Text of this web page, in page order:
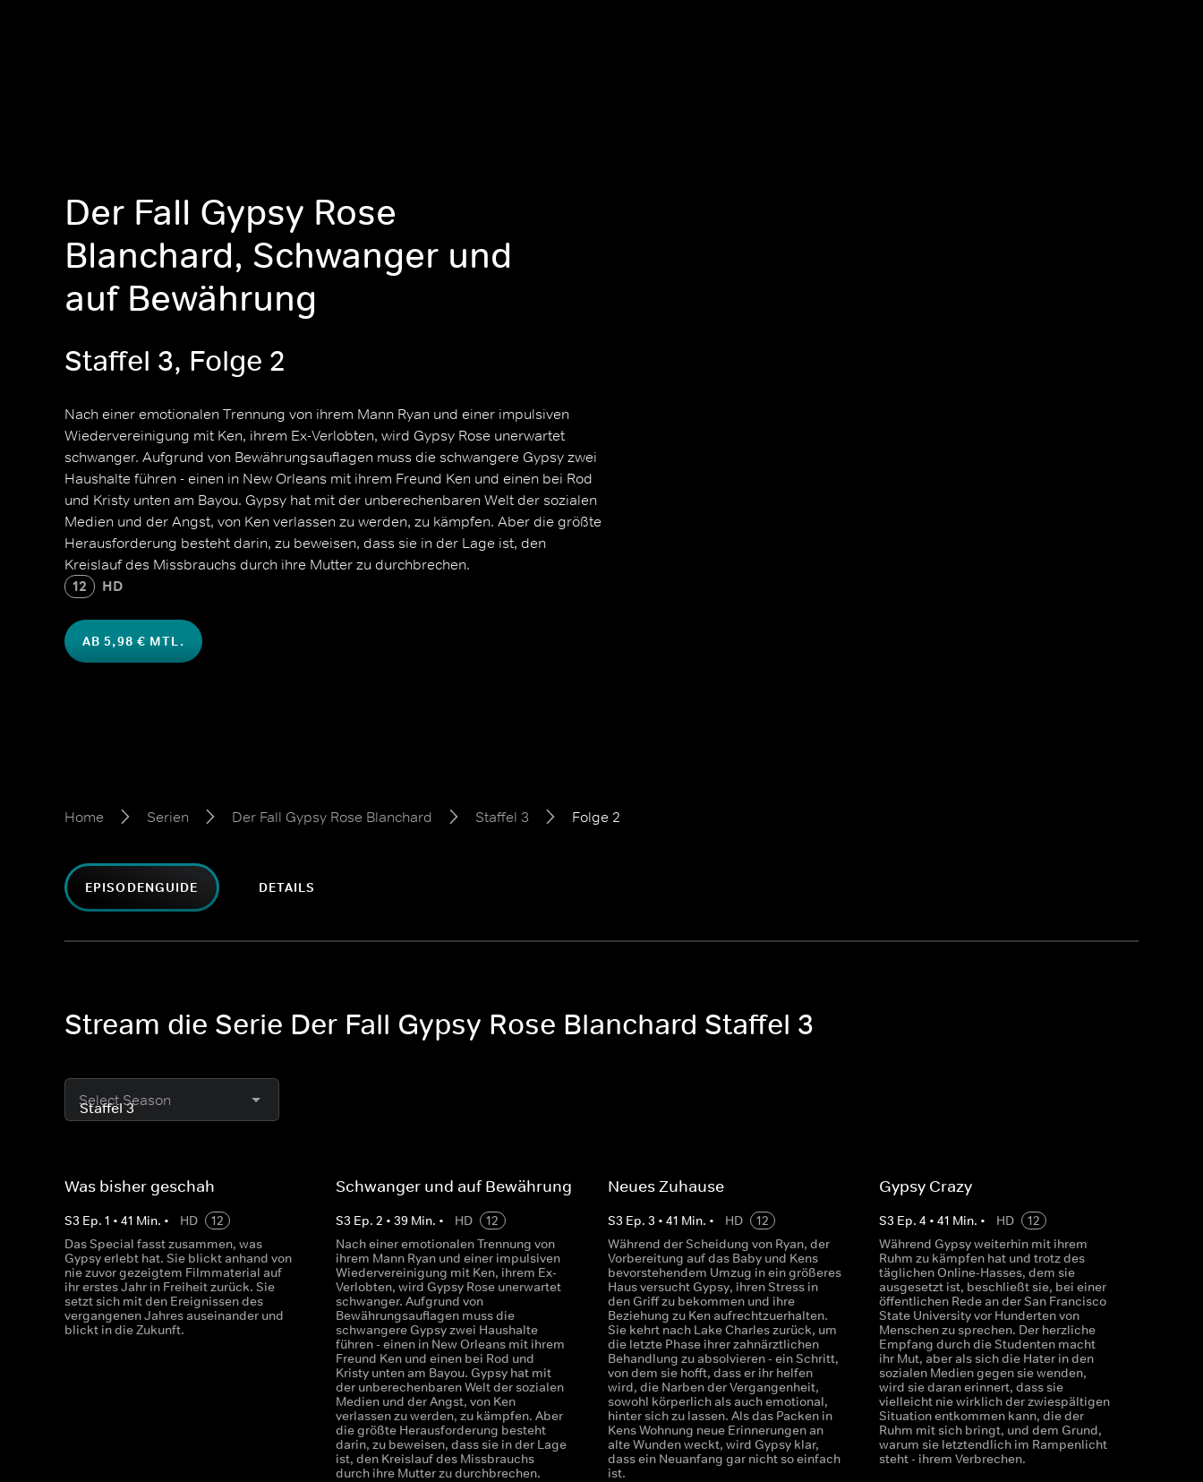
Der Fall Gypsy Rose
Blanchard, Schwanger und
auf Bewährung
Staffel 3, Folge 2
Nach einer emotionalen Trennung von ihrem Mann Ryan und einer impulsiven
Wiedervereinigung mit Ken, ihrem Ex-Verlobten, wird Gypsy Rose unerwartet
schwanger. Aufgrund von Bewährungsauflagen muss die schwangere Gypsy zwei
Haushalte führen - einen in New Orleans mit ihrem Freund Ken und einen bei Rod
und Kristy unten am Bayou. Gypsy hat mit der unberechenbaren Welt der sozialen
Medien und der Angst, von Ken verlassen zu werden, zu kämpfen. Aber die größte
Herausforderung besteht darin, zu beweisen, dass sie in der Lage ist, den
Kreislauf des Missbrauchs durch ihre Mutter zu durchbrechen.
12 HD
AB 5,98 € MTL.
Home Serien Der Fall Gypsy Rose Blanchard Staffel 3 Folge 2
EPISODENGUIDE DETAILS
Stream die Serie Der Fall Gypsy Rose Blanchard Staffel 3
Select Season
Was bisher geschah
S3 Ep. 1 • 41 Min. • HD
12
Das Special fasst zusammen, was
Gypsy erlebt hat. Sie blickt anhand von
nie zuvor gezeigtem Filmmaterial auf
ihr erstes Jahr in Freiheit zurück. Sie
setzt sich mit den Ereignissen des
vergangenen Jahres auseinander und
blickt in die Zukunft.
Schwanger und auf Bewährung
S3 Ep.2 •39 Min. • HD
12
Nach einer emotionalen Trennung von
ihrem Mann Ryan und einer impulsiven
Wiedervereinigung mit Ken, ihrem Ex-
Verlobten, wird Gypsy Rose unerwartet
schwanger. Aufgrund von
Bewährungsauflagen muss die
schwangere Gypsy zwei Haushalte
führen - einen in New Orleans mit ihrem
Freund Ken und einen bei Rod und
Kristy unten am Bayou. Gypsy hat mit
der unberechenbaren Welt der sozialen
Medien und der Angst, von Ken
verlassen zu werden, zu kämpfen. Aber
die größte Herausforderung besteht
darin, zu beweisen, dass sie in der Lage
ist, den Kreislauf des Missbrauchs
durch ihre Mutter zu durchbrechen.
Neues Zuhause
S3 Ep. 3 • 41 Min. • HD
12
Während der Scheidung von Ryan, der
Vorbereitung auf das Baby und Kens
bevorstehendem Umzug in ein größeres
Haus versucht Gypsy, ihren Stress in
den Griff zu bekommen und ihre
Beziehung zu Ken aufrechtzuerhalten.
Sie kehrt nach Lake Charles zurück, um
die letzte Phase ihrer zahnärztlichen
Behandlung zu absolvieren - ein Schritt,
von dem sie hofft, dass er ihr helfen
wird, die Narben der Vergangenheit,
sowohl körperlich als auch emotional,
hinter sich zu lassen. Als das Packen in
Kens Wohnung neue Erinnerungen an
alte Wunden weckt, wird Gypsy klar,
dass ein Neuanfang gar nicht so einfach
ist.
Gypsy Crazy
S3 Ep. 4 • 41 Min. • HD
12
Während Gypsy weiterhin mit ihrem
Ruhm zu kämpfen hat und trotz des
täglichen Online-Hasses, dem sie
ausgesetzt ist, beschließt sie, bei einer
öffentlichen Rede an der San Francisco
State University vor Hunderten von
Menschen zu sprechen. Der herzliche
Empfang durch die Studenten macht
ihr Mut, aber als sich die Hater in den
sozialen Medien gegen sie wenden,
wird sie daran erinnert, dass sie
vielleicht nie wirklich der zwiespältigen
Situation entkommen kann, die der
Ruhm mit sich bringt, und dem Grund,
warum sie letztendlich im Rampenlicht
steht - ihrem Verbrechen.